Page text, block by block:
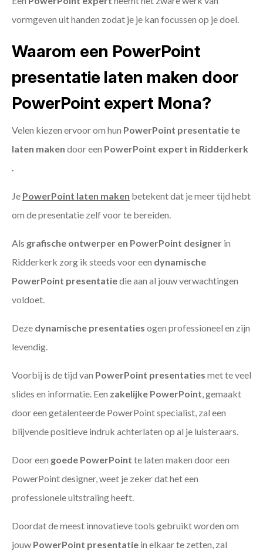
vormgeven uit handen zodat je je kan focussen op je doel.
Waarom een PowerPoint
presentatie laten maken door
PowerPoint expert Mona?
Velen kiezen ervoor om hun PowerPoint presentatie te
laten maken door een PowerPoint expert in Ridderkerk
.
Je PowerPoint laten maken betekent dat je meer tijd hebt
om de presentatie zelf voor te bereiden.
Als grafische ontwerper en PowerPoint designer in
Ridderkerk zorg ik steeds voor een dynamische
PowerPoint presentatiedie aan al jouw verwachtingen
voldoet.
Deze dynamische presentaties ogen professioneel en zijn
levendig.
Voorbij is de tijd van PowerPoint presentaties met te veel
slides en informatie. Een zakelijke PowerPoint, gemaakt
door een getalenteerde PowerPoint specialist, zal een
blijvende positieve indruk achterlaten op al je luisteraars.
Door een goede PowerPoint te laten maken door een
PowerPoint designer, weet je zeker dat het een
professionele uitstraling heeft.
Doordat de meest innovatieve tools gebruikt worden om
jouw PowerPoint presentatie in elkaar te zetten, zal